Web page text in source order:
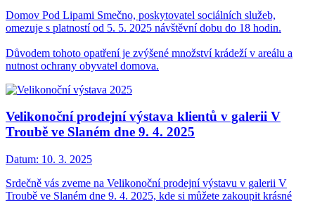
Domov Pod Lipami Smečno, poskytovatel sociálních služeb,
omezuje s platností od 5. 5. 2025 návštěvní dobu do 18 hodin.
Důvodem tohoto opatření je zvýšené množství krádeží v areálu a
nutnost ochrany obyvatel domova.
Velikonoční prodejní výstava klientů v galerii V
Troubě ve Slaném dne 9. 4. 2025
Datum: 10. 3. 2025
Srdečně vás zveme na Velikonoční prodejní výstavu v galerii V
Troubě ve Slaném dne 9. 4. 2025, kde si můžete zakoupit krásné